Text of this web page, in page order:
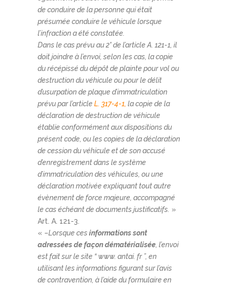
de conduire de la personne qui était
présumée conduire le véhicule lorsque
l’infraction a été constatée.
Dans le cas prévu au 2° de l’article A. 121-1, il
doit joindre à l’envoi, selon les cas, la copie
du récépissé du dépôt de plainte pour vol ou
destruction du véhicule ou pour le délit
d’usurpation de plaque d’immatriculation
prévu par l’article L. 317-4-1, la copie de la
déclaration de destruction de véhicule
établie conformément aux dispositions du
présent code, ou les copies de la déclaration
de cession du véhicule et de son accusé
d’enregistrement dans le système
d’immatriculation des véhicules, ou une
déclaration motivée expliquant tout autre
évènement de force majeure, accompagné
le cas échéant de documents justificatifs. »
Art. A. 121-3.
« –Lorsque ces informations sont
adressées de façon dématérialisée , l’envoi
est fait sur le site “ www. antai. fr ”, en
utilisant les informations figurant sur l’avis
de contravention, à l’aide du formulaire en